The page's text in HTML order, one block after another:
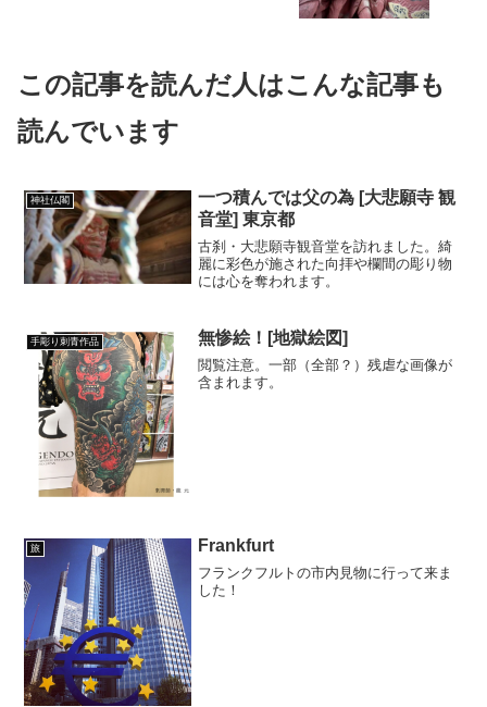
この記事を読んだ人はこんな記事も
読んでいます
神社仏閣
一つ積んでは父の為 [大悲願寺 観
音堂] 東京都
古刹・大悲願寺観音堂を訪れました。綺
麗に彩色が施された向拝や欄間の彫り物
には心を奪われます。
手彫り刺青作品 無惨絵！[地獄絵図]
閲覧注意。一部（全部？）残虐な画像が
含まれます。
旅 Frankfurt
フランクフルトの市内見物に行って来ま
した！